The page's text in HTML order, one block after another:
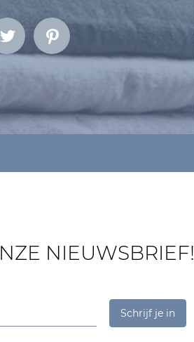
NIEUWSBRIEF!
Schrijf je in